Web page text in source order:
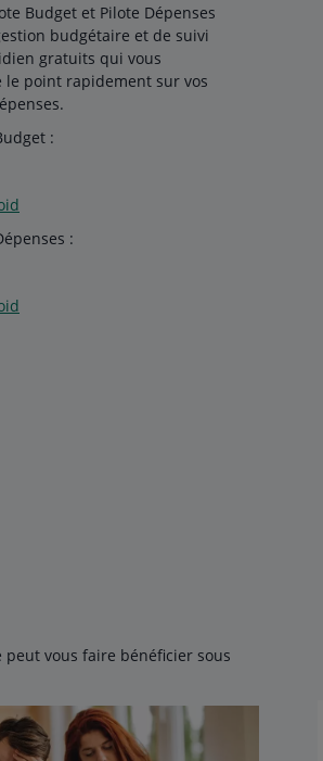
Budget et Pilote Dépenses
budgétaire et de suivi
gratuits qui vous
point rapidement sur vos
:
:
vous faire bénéficier sous